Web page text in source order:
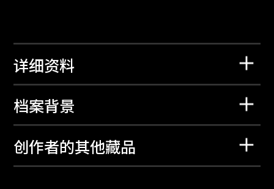
详细资料
档案背景
创作者的其他藏品